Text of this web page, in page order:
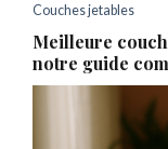
Couches jetables
Meilleure
notre guide